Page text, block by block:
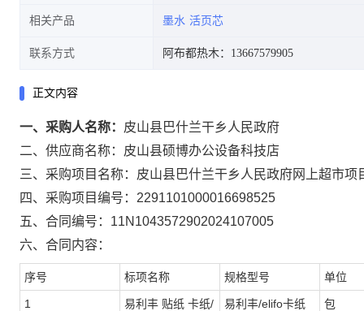
相关产品 墨水 活页芯
联系方式 阿布都热木：13667579905
正文内容
一、采购人名称： 皮山县巴什兰干乡人民政府
二、供应商名称： 皮山县硕博办公设备科技店
三、采购项目名称： 皮山县巴什兰干乡人民政府网上超市项
四、采购项目编号： 2291101000016698525
五、合同编号： 11N1043572902024107005
六、合同内容：
序号 标项名称 规格型号 单位
1
易利丰 贴纸 卡纸/
易利丰/elifo卡纸 包